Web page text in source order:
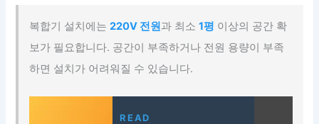
복합기 설치에는220V 전원과 최소1평 이상의 공간 확
보가 필요합니다. 공간이 부족하거나 전원 용량이 부족
하면 설치가 어려워질 수 있습니다.
READ